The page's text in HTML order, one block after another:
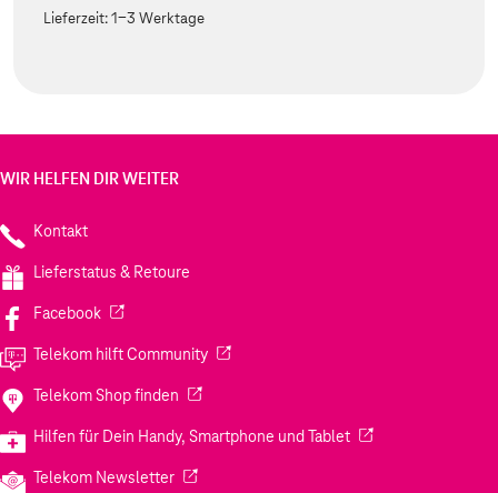
Lieferzeit:1-3 Werktage
WIR HELFEN DIR WEITER
Kontakt
Lieferstatus & Retoure
Facebook(Wird in einem neuen Tab geöffnet)
Telekom hilft Community(Wird in einem neuen Tab geöffnet)
Telekom Shop finden (Wird in einem neuen Tab geöffnet)
Hilfen für Dein Handy, Smartphone und Tablet(Wird in einem
Telekom Newsletter(Wird in einem neuen Tab geöffnet)